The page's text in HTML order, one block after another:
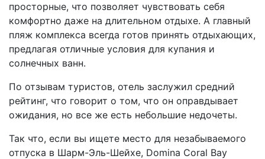
просторные, что позволяет чувствовать себя
комфортно даже на длительном отдыхе. А главный
пляж комплекса всегда готов принять отдыхающих,
предлагая отличные условия для купания и
солнечных ванн.
По отзывам туристов, отель заслужил средний
рейтинг, что говорит о том, что он оправдывает
ожидания, но все же есть небольшие недочеты.
Так что, если вы ищете место для незабываемого
отпуска в Шарм-Эль-Шейхе, Domina Coral Bay